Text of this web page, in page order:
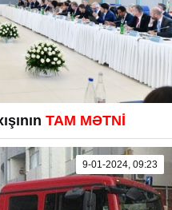
TAM MƏTNİ
9-01-2024, 09:23